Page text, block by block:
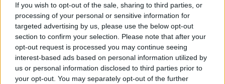
If you wish to opt-out of the sale, sharing to third parties, or
processing of your personal or sensitive information for
targeted advertising by us, please use the below opt-out
section to confirm your selection. Please note that after your
opt-out request is processed you may continue seeing
interest-based ads based on personal information utilized by
us or personal information disclosed to third parties prior to
your opt-out. You may separately opt-out of the further
3. Cardi B
Fotó: Shareif Ziyadat / Getty Images Hungary